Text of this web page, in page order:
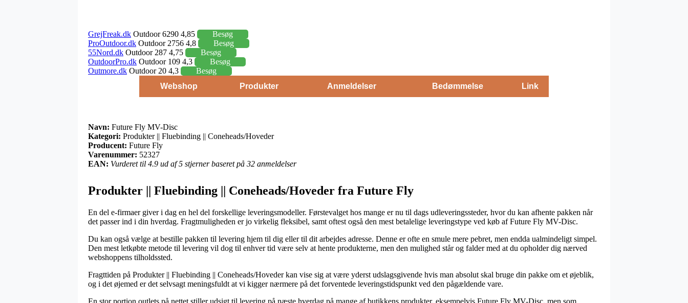
GrejFreak.dk Outdoor 6290 4,85
Besøg
ProOutdoor.dk Outdoor 2756 4,8
Besøg
55Nord.dk Outdoor 287 4,75
Besøg
OutdoorPro.dk Outdoor 109 4,3
Besøg
Outmore.dk Outdoor 20 4,3
Besøg
Webshop
Produkter Anmeldelser Bedømmelse Link
Navn: Future Fly MV-Disc
Kategori: Produkter || Fluebinding || Coneheads/Hoveder
Producent: Future Fly
Varenummer: 52327
EAN: Vurderet til 4.9 ud af 5 stjerner baseret på 32 anmeldelser
Produkter || Fluebinding || Coneheads/Hoveder fra Future Fly
En del e-firmaer giver i dag en hel del forskellige leveringsmodeller. Førstevalget hos mange er nu til dags udleveringssteder, hvor du kan afhente pakken når
det passer ind i din hverdag. Fragtmuligheden er jo virkelig fleksibel, samt oftest også den mest betalelige leveringstype ved køb af Future Fly MV-Disc.
Du kan også vælge at bestille pakken til levering hjem til dig eller til dit arbejdes adresse. Denne er ofte en smule mere pebret, men endda ualmindeligt simpel.
Den mest letkøbte metode til levering vil dog til enhver tid være selv at hente produkterne, men den mulighed står og falder med at du opholder dig nærved
webshoppens tilholdssted.
Fragttiden på Produkter || Fluebinding || Coneheads/Hoveder kan vise sig at være yderst udslagsgivende hvis man absolut skal bruge din pakke om et øjeblik,
og i det øjemed er det selvsagt meningsfuldt at vi kigger nærmere på det forventede leveringstidspunkt ved den pågældende vare.
En stor portion outlets på nettet stiller udsigt til levering på næste hverdag på mange af butikkens produkter, eksempelvis Future Fly MV-Disc, men som